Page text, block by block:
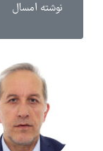
نوشته امسال